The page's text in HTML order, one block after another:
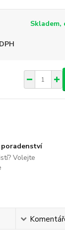
Skladem,
Volejte